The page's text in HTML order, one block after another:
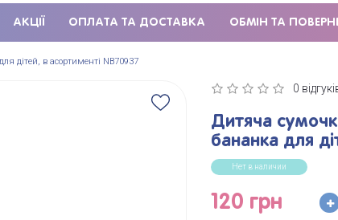
АКЦІЇ ОПЛАТА ТА ДОСТАВКА ОБМІН ТА
дітей, в асортименті NB70937
0
Дитяча
бананка для
Нет в наличии
120 грн